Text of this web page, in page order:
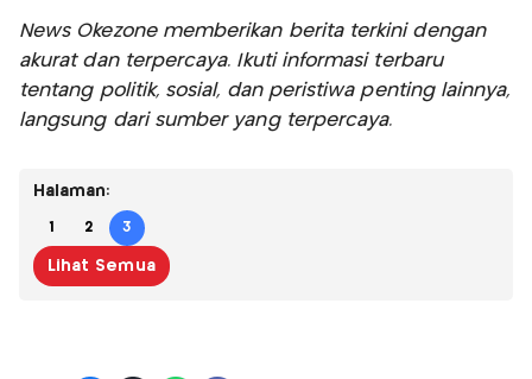
News Okezone memberikan berita terkini dengan
akurat dan terpercaya. Ikuti informasi terbaru
tentang politik, sosial, dan peristiwa penting lainnya,
langsung dari sumber yang terpercaya.
Halaman:
1 2 3
Lihat Semua